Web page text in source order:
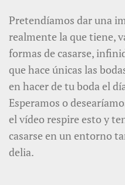
Pretendíamos dar una
realmente la que tiene,
formas de casarse,
que hace únicas las
en hacer de tu boda el
Esperamos o
el vídeo respire esto y
casarse en un entorno
delia.